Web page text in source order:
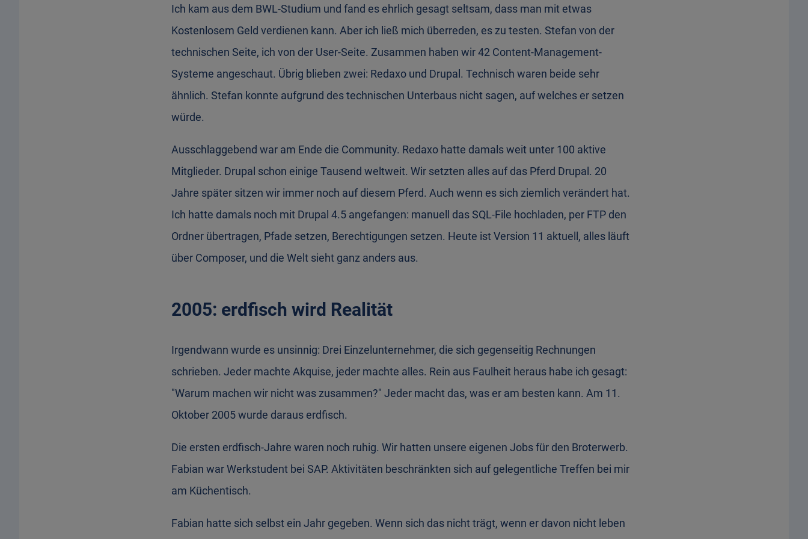
Ich kam aus dem BWL-Studium und fand es ehrlich gesagt seltsam, dass man mit etwas
Kostenlosem Geld verdienen kann. Aber ich ließ mich überreden, es zu testen. Stefan von der
technischen Seite, ich von der User-Seite. Zusammen haben wir 42 Content-Management-
Systeme angeschaut. Übrig blieben zwei: Redaxo und Drupal. Technisch waren beide sehr
ähnlich. Stefan konnte aufgrund des technischen Unterbaus nicht sagen, auf welches er setzen
würde.
Ausschlaggebend war am Ende die Community. Redaxo hatte damals weit unter 100 aktive
Mitglieder. Drupal schon einige Tausend weltweit. Wir setzten alles auf das Pferd Drupal. 20
Jahre später sitzen wir immer noch auf diesem Pferd. Auch wenn es sich ziemlich verändert hat.
Ich hatte damals noch mit Drupal 4.5 angefangen: manuell das SQL-File hochladen, per FTP den
Ordner übertragen, Pfade setzen, Berechtigungen setzen. Heute ist Version 11 aktuell, alles läuft
über Composer, und die Welt sieht ganz anders aus.
2005: erdfisch wird Realität
Irgendwann wurde es unsinnig: Drei Einzelunternehmer, die sich gegenseitig Rechnungen
schrieben. Jeder machte Akquise, jeder machte alles. Rein aus Faulheit heraus habe ich gesagt:
"Warum machen wir nicht was zusammen?" Jeder macht das, was er am besten kann. Am 11.
Oktober 2005 wurde daraus erdfisch.
Die ersten erdfisch-Jahre waren noch ruhig. Wir hatten unsere eigenen Jobs für den Broterwerb.
Fabian war Werkstudent bei SAP. Aktivitäten beschränkten sich auf gelegentliche Treffen bei mir
am Küchentisch.
Fabian hatte sich selbst ein Jahr gegeben. Wenn sich das nicht trägt, wenn er davon nicht leben